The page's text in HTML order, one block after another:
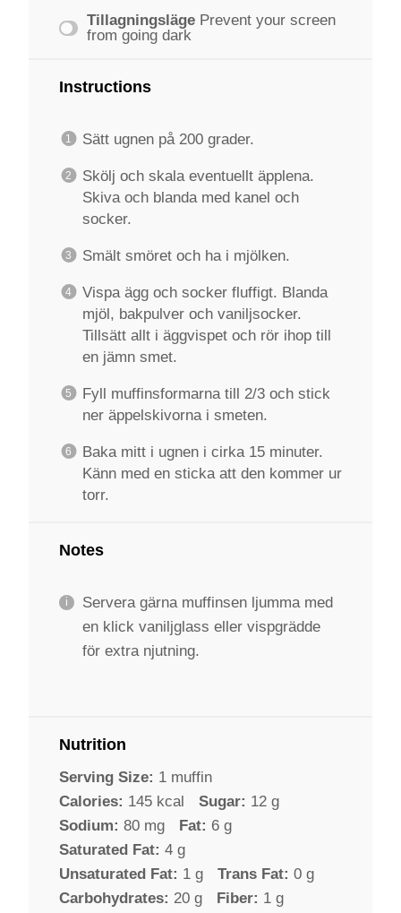
Tillagningsläge Prevent your screen
from going dark
Instructions
Sätt ugnen på 200 grader.
Skölj och skala eventuellt äpplena.
Skiva och blanda med kanel och
socker.
Smält smöret och ha i mjölken.
Vispa ägg och socker fluffigt. Blanda
mjöl, bakpulver och vaniljsocker.
Tillsätt allt i äggvispet och rör ihop till
en jämn smet.
Fyll muffinsformarna till 2/3 och stick
ner äppelskivorna i smeten.
Baka mitt i ugnen i cirka 15 minuter.
Känn med en sticka att den kommer ur
torr.
Notes
Servera gärna muffinsen ljumma med
en klick vaniljglass eller vispgrädde
för extra njutning.
Nutrition
Serving Size: 1 muffin
Calories: 145 kcal Sugar: 12 g
Sodium: 80 mg Fat: 6 g
Saturated Fat: 4 g
Unsaturated Fat: 1 g Trans Fat: 0 g
Carbohydrates: 20 g Fiber: 1 g